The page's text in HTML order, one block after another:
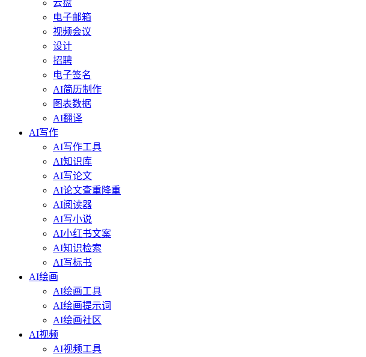
云盘
电子邮箱
视频会议
设计
招聘
电子签名
AI简历制作
图表数据
AI翻译
AI写作
AI写作工具
AI知识库
AI写论文
AI论文查重降重
AI阅读器
AI写小说
AI小红书文案
AI知识检索
AI写标书
AI绘画
AI绘画工具
AI绘画提示词
AI绘画社区
AI视频
AI视频工具